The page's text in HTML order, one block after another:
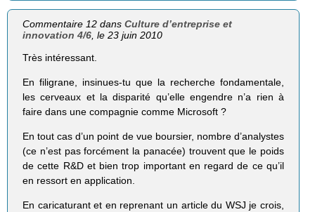
Commentaire 12 dansCulture d’entreprise et
innovation 4/6 , le 23 juin 2010
Très intéressant.
En filigrane, insinues-tu que la recherche fondamentale,
les cerveaux et la disparité qu’elle engendre n’a rien à
faire dans une compagnie comme Microsoft ?
En tout cas d’un point de vue boursier, nombre d’analystes
(ce n’est pas forcément la panacée) trouvent que le poids
de cette R&D et bien trop important en regard de ce qu’il
en ressort en application.
En caricaturant et en reprenant un article du WSJ je crois,